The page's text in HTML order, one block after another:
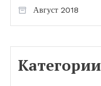
Август 2018
Категории